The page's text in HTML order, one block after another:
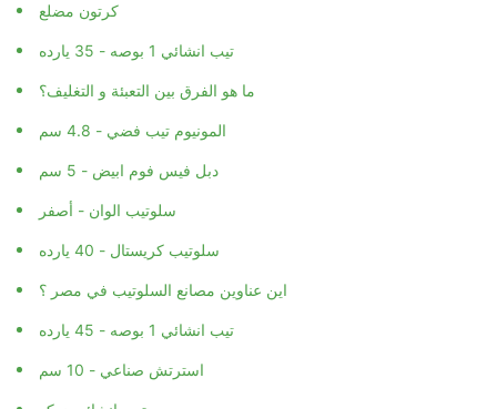
كرتون مضلع
تيب انشائي 1 بوصه - 35 يارده
ما هو الفرق بين التعبئة و التغليف؟
المونيوم تيب فضي - 4.8 سم
دبل فيس فوم ابيض - 5 سم
سلوتيب الوان - أصفر
سلوتيب كريستال - 40 يارده
اين عناوين مصانع السلوتيب في مصر ؟
تيب انشائي 1 بوصه - 45 يارده
استرتش صناعي - 10 سم